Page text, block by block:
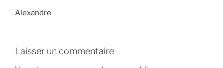
Alexandre
Laisser un commentaire